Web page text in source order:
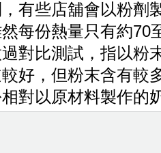
有些店舖會以粉劑
每份熱量只有約70
對比測試，指以粉
好，但粉末含有較
對以原材料製作的